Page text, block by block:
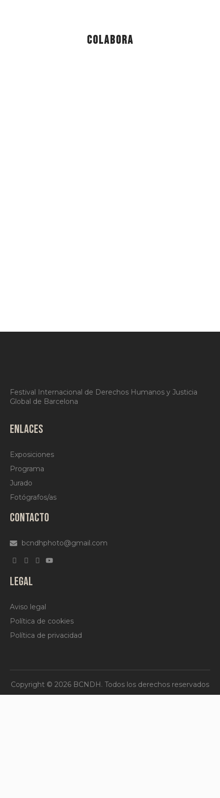
Colabora
Global de Barcelona
Programa
Jurado
Fotógrafos/as
CONTACTO
Política de cookies
Política de privacidad
Copyright © 2026 BCNDH. Todos los derechos reservados